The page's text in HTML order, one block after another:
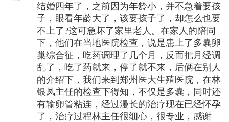
结婚四年了，之前因为年龄小，并不急着要孩
子，眼看年龄大了，该要孩子了，却怎么也要
不上了?这可急坏了家里老人。在家人的陪同
下，他们在当地医院检查，说是患上了多囊卵
巢综合征，吃药调理了几个月，反而把月经调
乱了，吃了药就来，停了就不来，后俩在别人
的介绍下，我们来到郑州医大生殖医院，在林
银凤主任的检查下得知，不仅是多囊，同时还
有输卵管粘连，经过漫长的治疗现在已经怀孕
了，治疗过程林主任很细心，很专业，感谢